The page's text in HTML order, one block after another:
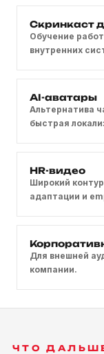
Скринкаст
Обучение
внутренних
AI-аватары
Альтернатива
быстрая
HR-видео
Широкий
адаптации и
Для внешней
компании.
ЧТО